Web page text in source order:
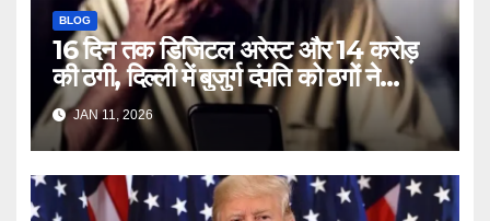
BLOG
16 दिन तक डिजिटल अरेस्ट और 14 करोड़
की ठगी, दिल्ली में बुजुर्ग दंपति को ठगों ने
लगाया चूना – Delhi Cyber Fraud
elderly couple digital arrest
duped crores ntc rttm
JAN 11, 2026